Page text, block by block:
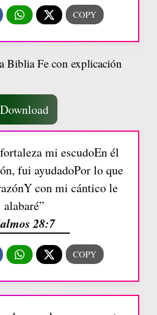
Download
mi escudoEn él
fui ayudadoPor lo que
con mi cántico le
alabaré”
28:7